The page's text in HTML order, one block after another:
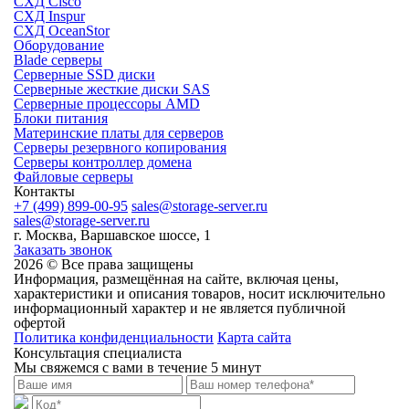
СХД Inspur
СХД OceanStor
Оборудование
Blade серверы
Серверные SSD диски
Cерверные жесткие диски SAS
Серверные процессоры AMD
Блоки питания
Материнские платы для серверов
Серверы резервного копирования
Серверы контроллер домена
Файловые серверы
Контакты
+7 (499) 899-00-95 sales@storage-server.ru
sales@storage-server.ru
г. Москва, Варшавское шоссе, 1
Заказать звонок
2026 © Все права защищены
Информация, размещённая на сайте, включая цены,
характеристики и описания товаров, носит исключительно
информационный характер и не является публичной
офертой
Политика конфиденциальности Карта сайта
Консультация специалиста
Мы свяжемся с вами в течение 5 минут